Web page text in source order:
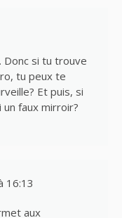
Donc si tu trouve
tu peux te
Et puis, si
faux mirroir?
16:13
aux